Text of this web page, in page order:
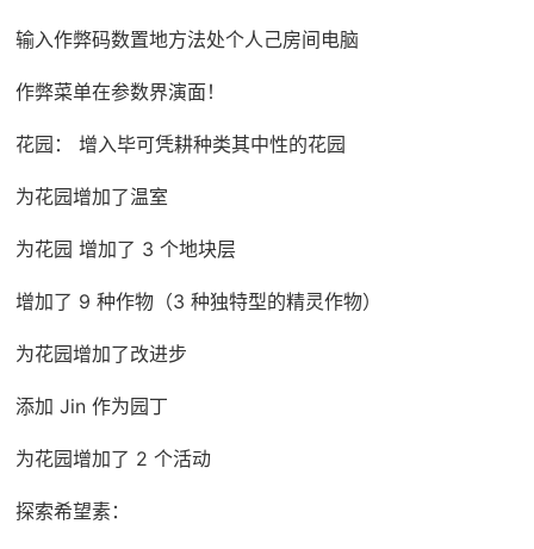
输入作弊码数置地方法处个人己房间电脑
作弊菜单在参数界演面！
花园： 增入毕可凭耕种类其中性的花园
为花园增加了温室
为花园 增加了 3 个地块层
增加了 9 种作物（3 种独特型的精灵作物）
为花园增加了改进步
添加 Jin 作为园丁
为花园增加了 2 个活动
探索希望素：